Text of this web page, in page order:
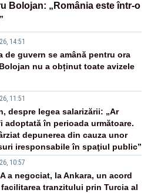
Bolojan: „România este într-o
14:51
de guvern se amână pentru ora
nu a obținut toate avizele
11:51
despre legea salarizării: „Ar
adoptată în perioada următoare.
depunerea din cauza unor
iresponsabile în spaţiul public”
10:57
a negociat, la Ankara, un acord
tranzitului prin Turcia al